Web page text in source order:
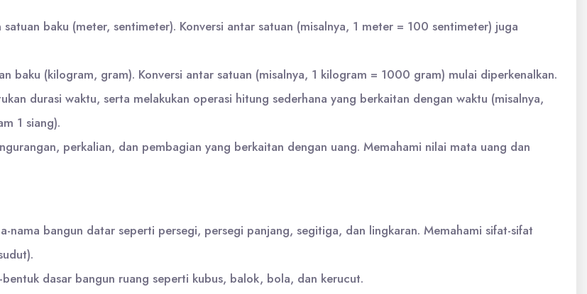
baku (meter, sentimeter). Konversi antar satuan (misalnya, 1 meter = 100 sentimeter) juga
baku (kilogram, gram). Konversi antar satuan (misalnya, 1 kilogram = 1000 gram) mulai diperkenalkan.
durasi waktu, serta melakukan operasi hitung sederhana yang berkaitan dengan waktu (misalnya,
1 siang).
perkalian, dan pembagian yang berkaitan dengan uang. Memahami nilai mata uang dan
nama bangun datar seperti persegi, persegi panjang, segitiga, dan lingkaran. Memahami sifat-sifat
dasar bangun ruang seperti kubus, balok, bola, dan kerucut.